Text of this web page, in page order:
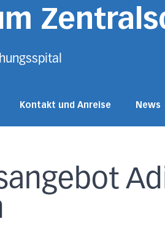
Kontakt und Anreise News